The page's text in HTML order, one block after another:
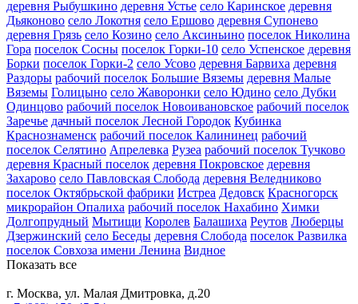
деревня Рыбушкино деревня Устье село Каринское деревня
Дьяконово село Локотня село Ершово деревня Супонево
деревня Грязь село Козино село Аксиньино поселок Николина
Гора поселок Сосны поселок Горки-10 село Успенское деревня
Борки поселок Горки-2 село Усово деревня Барвиха деревня
Раздоры рабочий поселок Большие Вяземы деревня Малые
Вяземы Голицыно село Жаворонки село Юдино село Дубки
Одинцово рабочий поселок Новоивановское рабочий поселок
Заречье дачный поселок Лесной Городок Кубинка
Краснознаменск рабочий поселок Калининец рабочий
поселок Селятино Апрелевка Рузеа рабочий поселок Тучково
деревня Красный поселок деревня Покровское деревня
Захарово село Павловская Слобода деревня Веледниково
поселок Октябрьской фабрики Истреа Дедовск Красногорск
микрорайон Опалиха рабочий поселок Нахабино Химки
Долгопрудный Мытищи Королев Балашиха Реутов Люберцы
Дзержинский село Беседы деревня Слобода поселок Развилка
поселок Совхоза имени Ленина Видное
Показать все
г. Москва, ул. Малая Дмитровка, д.20